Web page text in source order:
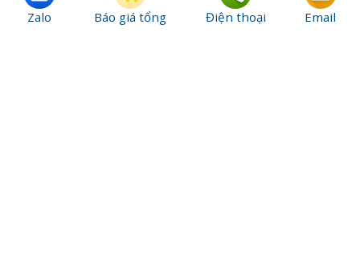
Zalo Báo giá tổng Điện thoại Email